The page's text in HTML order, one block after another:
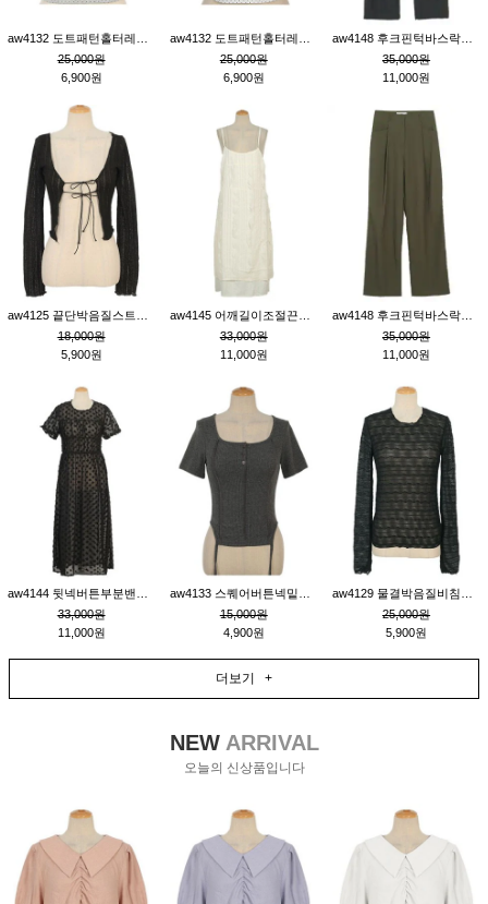
25,000원
6,900원
25,000원
6,900원
35,000원
11,000원
18,000원
5,900원
33,000원
11,000원
35,000원
11,000원
33,000원
11,000원
15,000원
4,900원
25,000원
5,900원
더보기 +
NEWARRIVAL
오늘의 신상품입니다